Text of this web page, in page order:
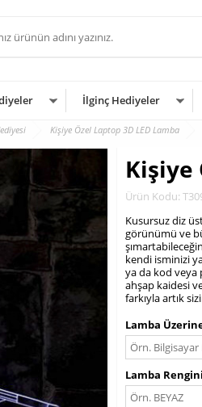
İlginç Hediyeler
Kişiye Özel Laptop 3D LED Lamba
Kişiye
Ürün Kodu:
Kusursuz diz
görünümü ve
kendi isminizi
ya da kod veya
ahşap kaidesi
farkıyla artık
Lamba
Lamba Rengini